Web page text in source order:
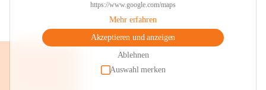
https://www.google.com/maps
Mehr erfahren
Akzeptieren und anzeigen
Ablehnen
Auswahl merken